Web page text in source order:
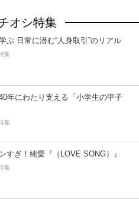
オシ特集
ぶ 日常に潜む“人身取引”のリアル
集
年にわたり支える「小学生の甲子
集
すぎ！純愛『（LOVE SONG）』
集